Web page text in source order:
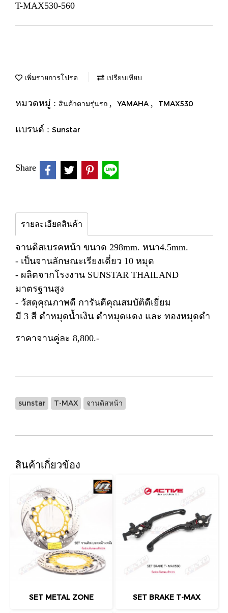
T-MAX530-560
เพิ่มรายการโปรด เปรียบเทียบ
หมวดหมู่ : สินค้าตามรุ่นรถ , YAMAHA , TMAX530
แบรนด์ : Sunstar
Share
รายละเอียดสินค้า
จานดิสเบรคหน้า ขนาด 298mm. หนา4.5mm.
- เป็นจานลักษณะเรียงเดี่ยว 10 หมุด
- ผลิตจากโรงงาน SUNSTAR THAILAND
มาตรฐานสูง
- วัสดุคุณภาพดี การันตีคุณสมบัติดีเยี่ยม
มี 3 สี ดำหมุดน้ำเงิน ดำหมุดแดง และ ทองหมุดดำ
ราคาจานคู่ละ 8,800.-
sunstar T-MAX จานดิสหน้า
สินค้าเกี่ยวข้อง
SET METAL ZONE SET BRAKE T-MAX